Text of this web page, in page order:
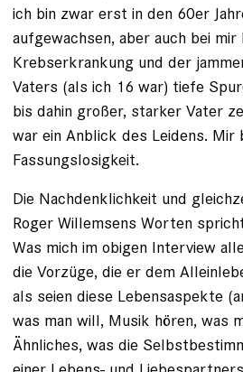
ich bin zwar erst in den 60er
aufgewachsen, aber auch bei mir
Krebserkrankung und der
Vaters (als ich 16 war) tiefe
bis dahin großer, starker Vater
war ein Anblick des Leidens. Mir
Fassungslosigkeit.
Die Nachdenklichkeit und
Roger Willemsens Worten
Was mich im obigen Interview
die Vorzüge, die er dem
als seien diese Lebensaspekte
was man will, Musik hören, was
Ähnliches, was die